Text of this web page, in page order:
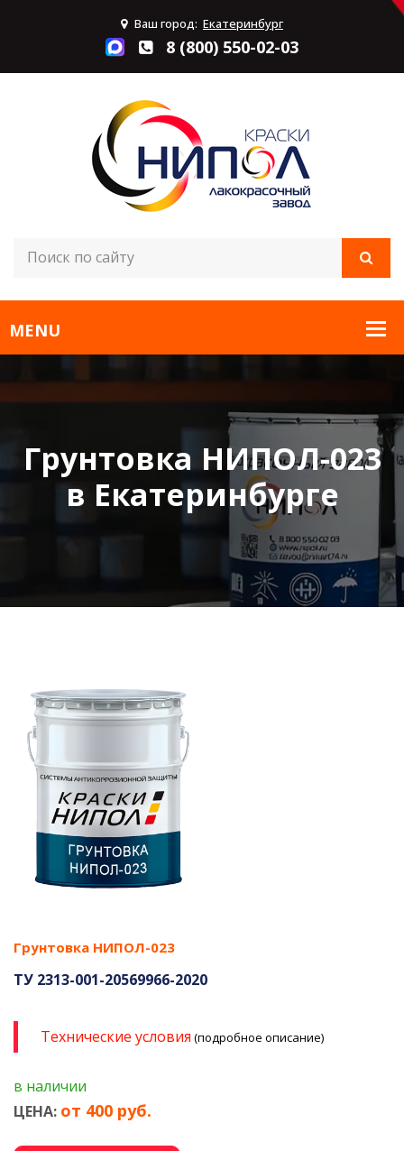
Ваш город: Екатеринбург
8 (800) 550-02-03
Грунтовка НИПОЛ-023
в Екатеринбурге
Грунтовка НИПОЛ-023
ТУ 2313-001-20569966-2020
Технические условия (подробное описание)
в наличии
ЦЕНА: от 400 руб.